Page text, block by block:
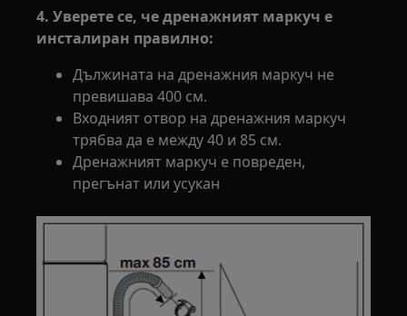
4. Уверете се, че дренажният маркуч е
инсталиран правилно:
Дължината на дренажния маркуч не
превишава 400 см.
Входният отвор на дренажния маркуч
трябва да е между 40 и 85 см.
Дренажният маркуч е повреден,
прегънат или усукан